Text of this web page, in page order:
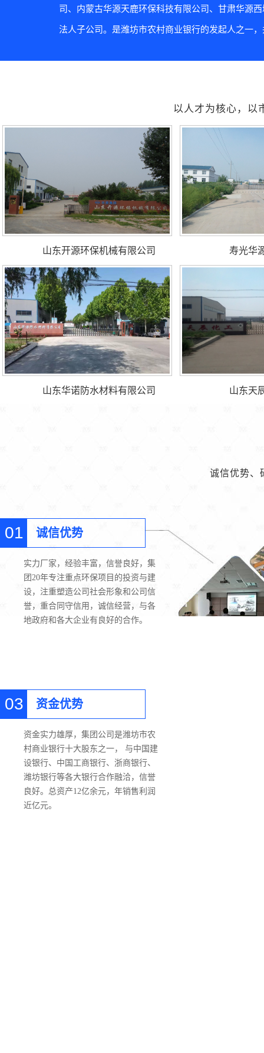
司、内蒙古华源天鹿环保科技有限公司、甘肃华源
法人子公司。是潍坊市农村商业银行的发起人之一
以人才为核心，以
山东开源环保机械有限公司 寿光华
山东华诺防水材料有限公司 山东天
诚信优势、
01 诚信优势
实力厂家，经验丰富，信誉良好，集
团20年专注重点环保项目的投资与建
设，注重塑造公司社会形象和公司信
誉，重合同守信用，诚信经营，与各
地政府和各大企业有良好的合作。
03 资金优势
资金实力雄厚，集团公司是潍坊市农
村商业银行十大股东之一， 与中国建
设银行、中国工商银行、浙商银行、
潍坊银行等各大银行合作融洽，信誉
良好。总资产12亿余元，年销售利润
近亿元。